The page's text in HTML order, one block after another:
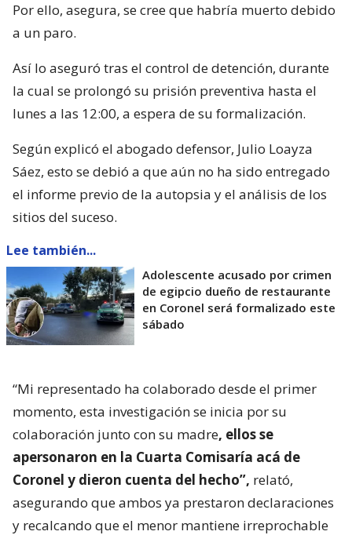
Por ello, asegura, se cree que habría muerto debido
a un paro.
Así lo aseguró tras el control de detención, durante
la cual se prolongó su prisión preventiva hasta el
lunes a las 12:00, a espera de su formalización.
Según explicó el abogado defensor, Julio Loayza
Sáez, esto se debió a que aún no ha sido entregado
el informe previo de la autopsia y el análisis de los
sitios del suceso.
Lee también...
Adolescente acusado por crimen
de egipcio dueño de restaurante
en Coronel será formalizado este
sábado
“Mi representado ha colaborado desde el primer
momento, esta investigación se inicia por su
colaboración junto con su madre, ellos se
apersonaron en la Cuarta Comisaría acá de
Coronel y dieron cuenta del hecho”, relató,
asegurando que ambos ya prestaron declaraciones
y recalcando que el menor mantiene irreprochable